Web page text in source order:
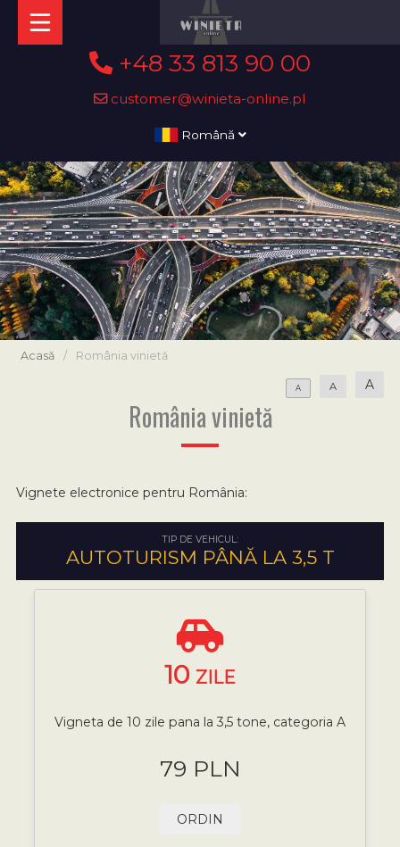
+48 33 813 90 00
customer@winieta-online.pl
Română
Acasă / România vinietă
A A A
România vinietă
Vignete electronice pentru România:
TIP DE VEHICUL:
AUTOTURISM PÂNĂ LA 3,5 T
10 ZILE
Vigneta de 10 zile pana la 3,5 tone, categoria A
79 PLN
ORDIN